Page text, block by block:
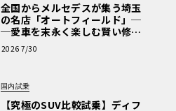
全国からメルセデスが集う埼玉
の名店「オートフィールド」─
─愛車を末永く楽しむ賢い修理
術と、プロがフックス製オイル
を選ぶ理由〈PR〉
2026 7/30
国内試乗
【究極のSUV比較試乗】ディフ